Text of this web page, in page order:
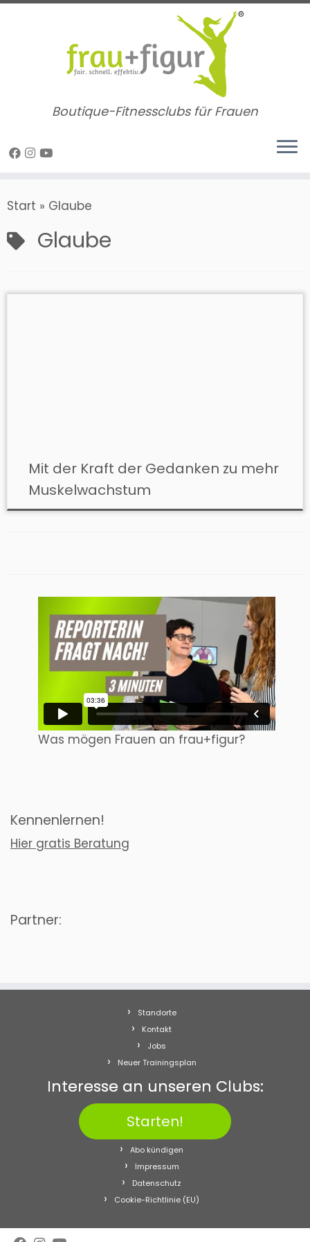
Zum
Boutique-Fitnessclubs für Frauen
Start » Glaube
Glaube
Mit der Kraft der Gedanken zu mehr
Muskelwachstum
Was mögen Frauen an frau+figur?
Kennenlernen!
Hier gratis Beratung
Partner:
Standorte
Kontakt
Jobs
Neuer Trainingsplan
Interesse an unseren Clubs:
Starten!
Abo kündigen
Impressum
Datenschutz
Cookie-Richtlinie (EU)